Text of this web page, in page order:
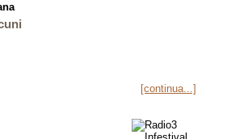
[continua...]